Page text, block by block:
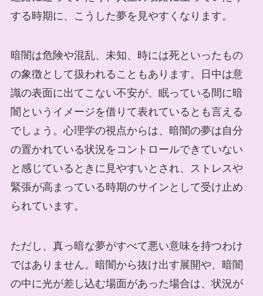
する時期に、こうした夢を見やすくなります。
暗闇は危険や混乱、未知、時には死といったもの
の象徴として扱われることもあります。日中は意
識の表面に出てこない不安が、眠っている間に暗
闇というイメージを借りて表れているとも言える
でしょう。心理学の視点からは、暗闇の夢は自分
の置かれている状況をコントロールできていない
と感じているときに見やすいとされ、ストレスや
緊張が高まっている時期のサインとして受け止め
られています。
ただし、真っ暗な夢がすべて悪い意味を持つわけ
ではありません。暗闇から抜け出す展開や、暗闇
の中に光が差し込む場面があった場合は、状況が